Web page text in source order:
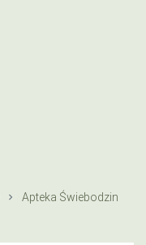
Apteka Świebodzin